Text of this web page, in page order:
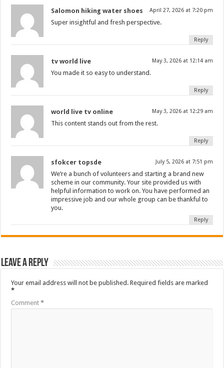
Salomon hiking water shoes April 27, 2026 at 7:20 pm
Super insightful and fresh perspective.
Reply
tv world live May 3, 2026 at 12:14 am
You made it so easy to understand.
Reply
world live tv online May 3, 2026 at 12:29 am
This content stands out from the rest.
Reply
sfokcer topsde July 5, 2026 at 7:51 pm
We’re a bunch of volunteers and starting a brand new
scheme in our community. Your site provided us with
helpful information to work on. You have performed an
impressive job and our whole group can be thankful to
you.
Reply
Leave a Reply
Your email address will not be published. Required fields are marked
*
Comment*